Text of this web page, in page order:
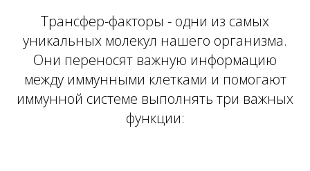
Трансфер-факторы - одни из самых
уникальных молекул нашего организма.
Они переносят важную информацию
между иммунными клетками и помогают
иммунной системе выполнять три важных
функции: